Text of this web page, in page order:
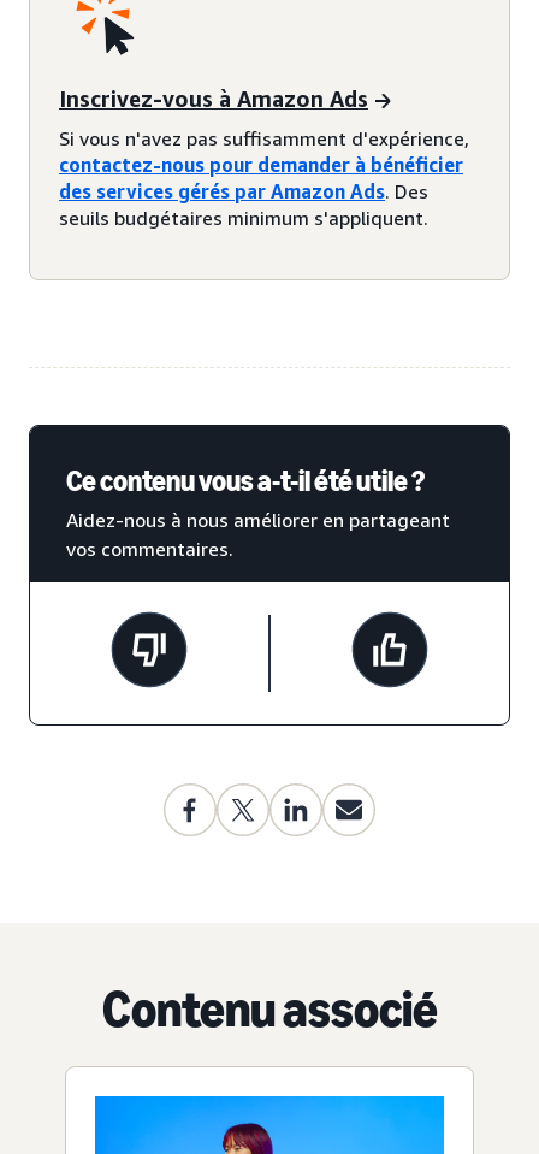
Inscrivez-vous à Amazon Ads
Si vous n'avez pas suffisamment d'expérience,
contactez-nous pour demander à bénéficier
des services gérés par Amazon Ads. Des
seuils budgétaires minimum s'appliquent.
Ce contenu vous a-t-il été utile ?
Aidez-nous à nous améliorer en partageant
vos commentaires.
Contenu associé